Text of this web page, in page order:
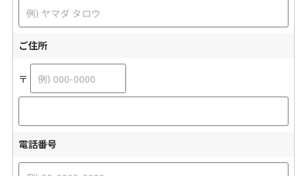
ご住所
〒
電話番号